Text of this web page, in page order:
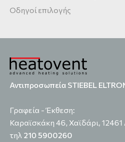
Οδηγοί επιλογής
Αντιπροσωπεία STIEBEL
Γραφεία - Έκθεση:
Καραϊσκάκη 46, Χαϊδάρι, 12461
τηλ 210 5900260